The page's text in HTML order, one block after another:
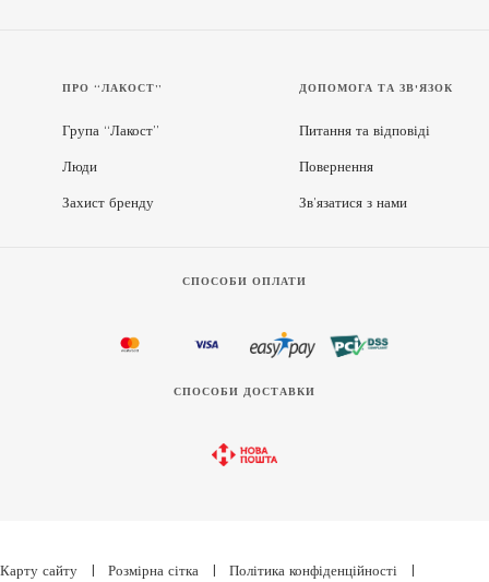
ПРО “ЛАКОСТ”
Група “Лакост”
Люди
Захист бренду
ДОПОМОГА ТА ЗВ'ЯЗОК
Питання та відповіді
Повернення
Зв’язатися з нами
СПОСОБИ ОПЛАТИ
СПОСОБИ ДОСТАВКИ
Карту сайту Розмірна сітка Політика конфіденційності